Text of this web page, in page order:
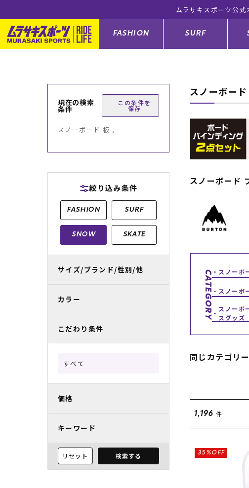
ムラサキスポーツ公
FASHION
アウター/ジャケッ
シューズ
バッグ
メンズ水着
レディースラッシュガード レディースフィット
SURF
サーフボード
サーフボードメン
ボディーボード
GO ボディーボード
スノーボード板
スノーボードセット
スノーボードゴーグル
キッズスノーボードセット
スノーボード レンタル リフト電子チケット
中古/アウトレット スノーウェア
スケートボード
スケートボードグッ
GO スケートセット
スノーボード
スノーボード
CATEGORY スノーボ
スノーボ
スノーボ
スグッズ
同じカテゴリ
1,196 件
35%OFF
現在の検索
条件
この条件を
保存
スノーボード 板 ,
絞り込み条件
FASHION SURF
SNOW SKATE
サイズ/ブランド/性別/他
カラー
こだわり条件
すべて
価格
キーワード
リセット 検索する